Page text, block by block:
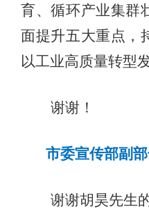
育、循环产业集群
面提升五大重点，
以工业高质量转型
谢谢！
市委宣传部副部
谢谢胡昊先生